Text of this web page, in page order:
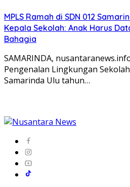
MPLS Ramah di SDN 012
Kepala Sekolah: Anak Harus
Bahagia
SAMARINDA,
Pengenalan Lingkungan
Samarinda Ulu tahun…